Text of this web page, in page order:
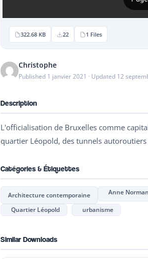
322.68 KB 22 1 Files
Christophe
Published 1 janvier 2021 · Updated 12
Description
L'officialisation de Bruxelles comme
quartier Léopold, des tunnels
Catégories & Étiquettes
Architecture contemporaine Anne Norman
Quartier Léopold urbanisme
Similar Downloads